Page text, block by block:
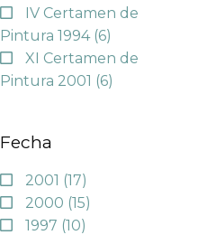
IV Certamen de
Pintura 1994 (6)
XI Certamen de
Pintura 2001 (6)
Fecha
2001 (17)
2000 (15)
1997 (10)